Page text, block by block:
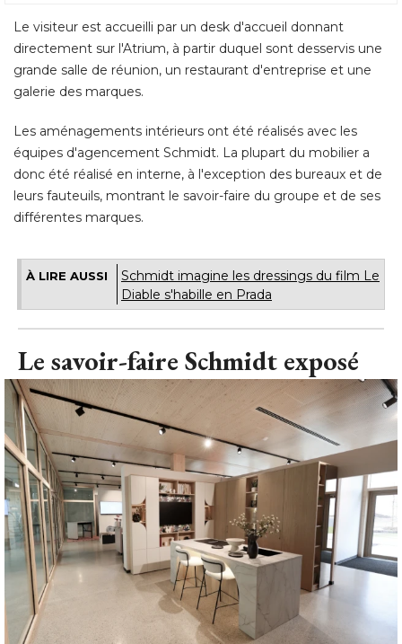
Le visiteur est accueilli par un desk d'accueil donnant
directement sur l'Atrium, à partir duquel sont desservis une
grande salle de réunion, un restaurant d'entreprise et une
galerie des marques.
Les aménagements intérieurs ont été réalisés avec les
équipes d'agencement Schmidt. La plupart du mobilier a
donc été réalisé en interne, à l'exception des bureaux et de
leurs fauteuils, montrant le savoir-faire du groupe et de ses
différentes marques.
À LIRE AUSSI
Schmidt imagine les dressings du film Le
Diable s'habille en Prada
Le savoir-faire Schmidt exposé